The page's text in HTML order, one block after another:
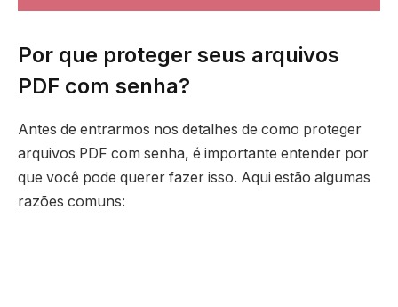
Por que proteger seus arquivos
PDF com senha?
Antes de entrarmos nos detalhes de como proteger
arquivos PDF com senha, é importante entender por
que você pode querer fazer isso. Aqui estão algumas
razões comuns: